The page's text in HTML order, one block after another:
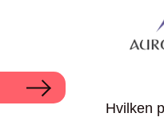
Hvilken